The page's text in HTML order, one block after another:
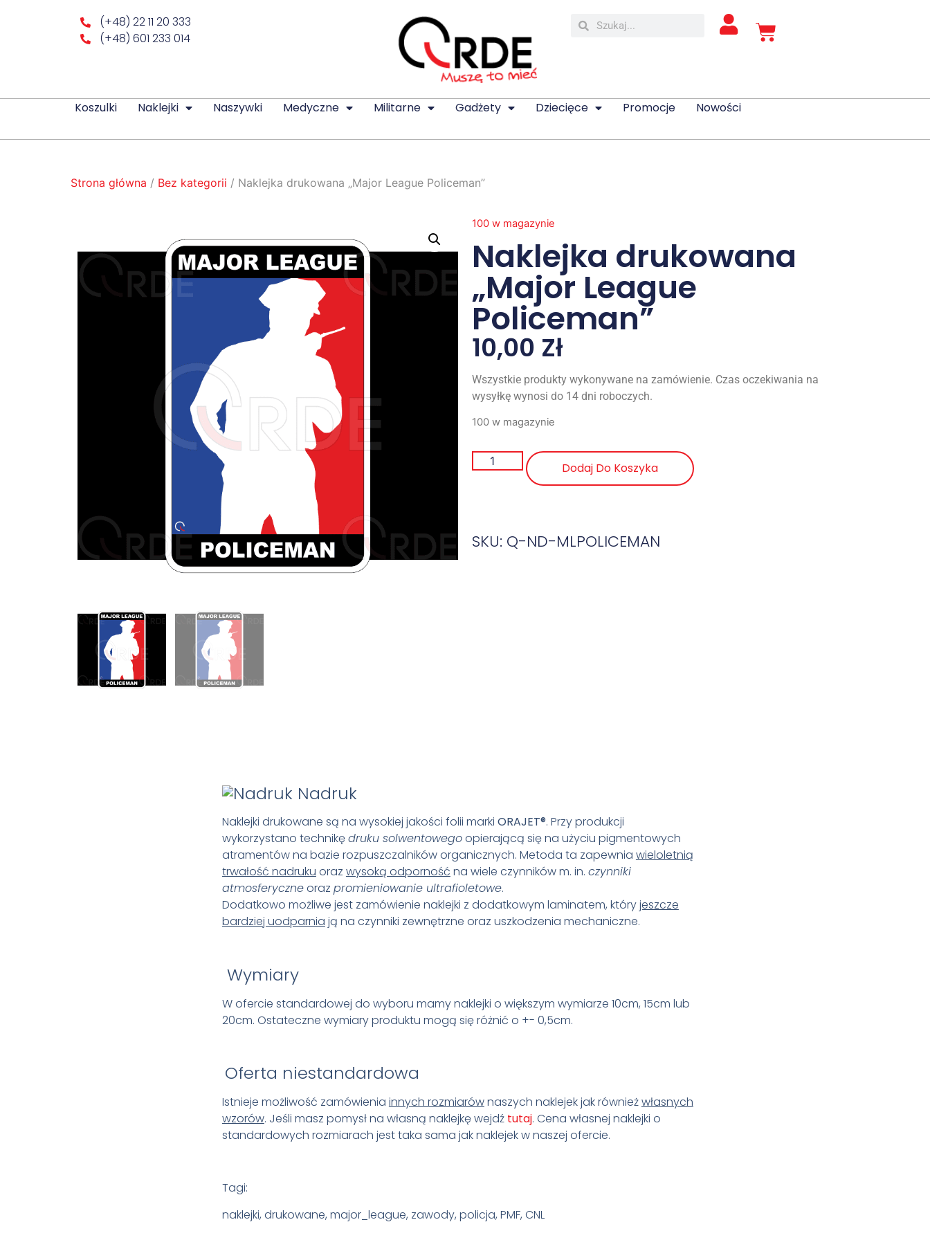
(+48) 22 11 20 333
(+48) 601 233 014
Koszulki Naklejki Naszywki Medyczne Militarne Gadżety Dziecięce Promocje Nowości
Strona główna / Bez kategorii / Naklejka drukowana „Major League Policeman”
100 w magazynie
Naklejka drukowana
„Major League
Policeman”
10,00 Zł
Wszystkie produkty wykonywane na zamówienie. Czas oczekiwania na
wysyłkę wynosi do 14 dni roboczych.
100 w magazynie
Dodaj Do Koszyka
SKU: Q-ND-MLPOLICEMAN
Nadruk
Naklejki drukowane są na wysokiej jakości folii marki ORAJET®. Przy produkcji
wykorzystano technikędruku solwentowegoopierającą się na użyciu pigmentowych
atramentów na bazie rozpuszczalników organicznych. Metoda ta zapewnia wieloletnią
trwałość nadruku oraz wysoką odporność na wiele czynników m. in. czynniki
atmosferyczneoraz promieniowanie ultrafioletowe.
Dodatkowo możliwe jest zamówienie naklejki z dodatkowym laminatem, któryjeszcze
bardziej uodparnia ją na czynniki zewnętrzne oraz uszkodzenia mechaniczne.
Wymiary
W ofercie standardowej do wyboru mamy naklejki o większym wymiarze 10cm, 15cm lub
20cm. Ostateczne wymiary produktu mogą się różnić o +- 0,5cm.
Oferta niestandardowa
Istnieje możliwość zamówienia innych rozmiarównaszych naklejek jak równieżwłasnych
wzorów. Jeśli masz pomysł na własną naklejkę wejdź tutaj. Cena własnej naklejki o
standardowych rozmiarach jest taka sama jak naklejek w naszej ofercie.
Tagi:
naklejki, drukowane, major_league, zawody, policja, PMF, CNL